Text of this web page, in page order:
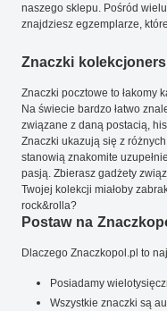
naszego sklepu. Pośród
znajdziesz egzemplarze,
Znaczki
Znaczki pocztowe to łakomy
Na świecie bardzo łatwo
związane z daną postacią,
Znaczki ukazują się z
stanowią znakomite
pasją. Zbierasz gadżety
Twojej kolekcji miałoby
rock&rolla?
Postaw na
Dlaczego Znaczkopol.pl to
Posiadamy
Wszystkie znaczki są